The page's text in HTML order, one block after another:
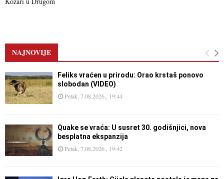
NAJNOVIJE
Feliks vraćen u prirodu: Orao krstaš ponovo
slobodan (VIDEO)
Petak, 7.08.2026., 19:44
Quake se vraća: U susret 30. godišnjici, nova
besplatna ekspanzija
Petak, 7.08.2026., 19:42